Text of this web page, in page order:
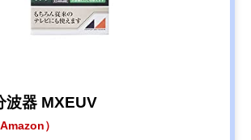
波器 MXEUV
）